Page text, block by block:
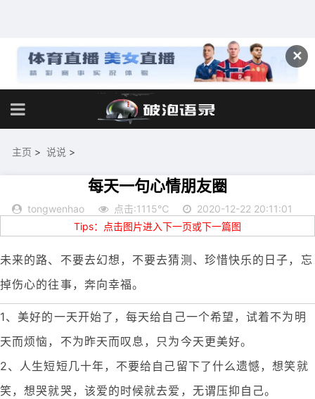
✕
主页 > 说说 >
每天一句心情朋友圈
tongwenhao 点击:1115℃
2020-12-22 20:11:01
Tips：点击图片进入下一页或下一篇图
未来的路、不要去幻想，不要去猜测、珍惜快乐的日子，忘
掉伤心的往事，奔向幸福。
1、美好的一天开始了，每天给自己一个希望，试着不为明
天而烦恼，不为昨天而叹息，只为今天更美好。
2、人生短短几十年，不要给自己留下了什么遗憾，想笑就
笑，想哭就哭，该爱的时候就去爱，无谓压抑自己。